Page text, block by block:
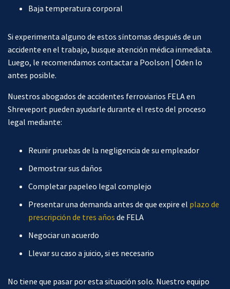
Baja temperatura corporal
Si experimenta alguno de estos síntomas después de un
accidente en el trabajo, busque atención médica inmediata.
Luego, le recomendamos contactar a Poolson | Oden lo
antes posible.
Nuestros abogados de accidentes ferroviarios FELA en
Shreveport pueden ayudarle durante el resto del proceso
legal mediante:
Reunir pruebas de la negligencia de su empleador
Demostrar sus daños
Completar papeleo legal complejo
Presentar una demanda antes de que expire el plazo de
prescripción de tres años de FELA
Negociar un acuerdo
Llevar su caso a juicio, si es necesario
No tiene que pasar por esta situación solo. Nuestro equipo